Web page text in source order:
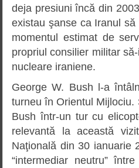
deja presiuni încă din
existau şanse ca Iranul
momentul estimat de
propriul consilier militar
nucleare iraniene.
George W. Bush l-a
turneu în Orientul
Bush într-un tur cu
relevantă la această
Naţională din 30 ianuarie
“intermediar neutru”